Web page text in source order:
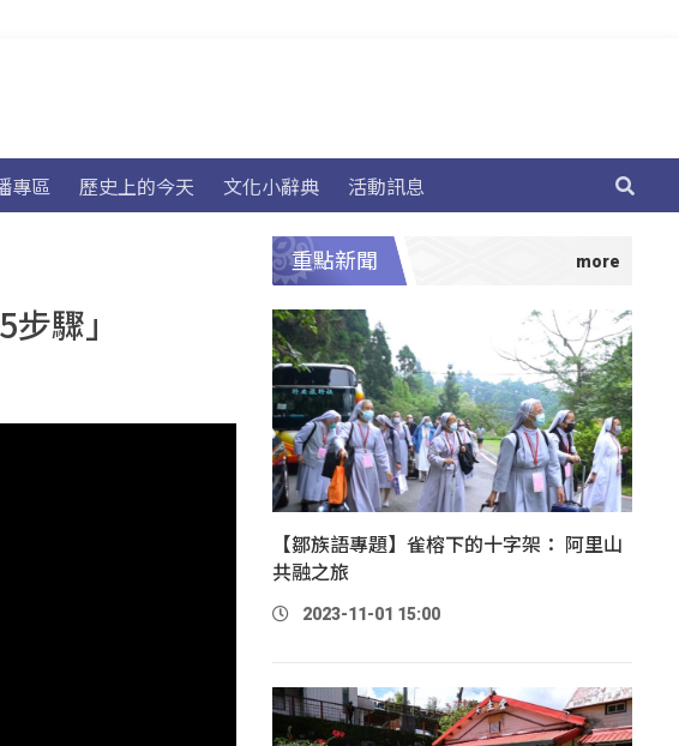
專區 歷史上的今天 文化小辭典 活動訊息
驟」
重點新聞
【鄒族語專題】雀榕下的十字架： 阿里山
共融之旅
2023-11-01 15:00